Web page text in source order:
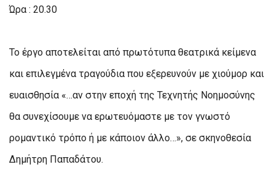
Ώρα : 20.30
Το έργο αποτελείται από πρωτότυπα θεατρικά κείμενα
και επιλεγμένα τραγούδια που εξερευνούν με χιούμορ και
ευαισθησία «…αν στην εποχή της Τεχνητής Νοημοσύνης
θα συνεχίσουμε να ερωτευόμαστε με τον γνωστό
ρομαντικό τρόπο ή με κάποιον άλλο…», σε σκηνοθεσία
Δημήτρη Παπαδάτου.